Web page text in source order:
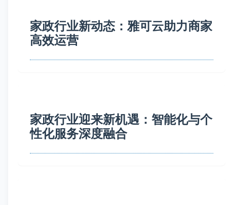
家政行业新动态：雅可云助力商家
高效运营
家政行业迎来新机遇：智能化与个
性化服务深度融合